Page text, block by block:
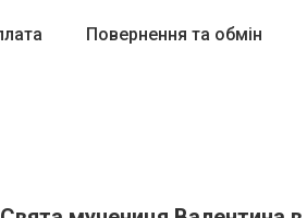
Повернення та обмін